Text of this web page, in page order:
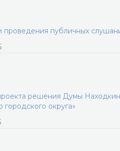
проведения публичных
решения Думы
округа»